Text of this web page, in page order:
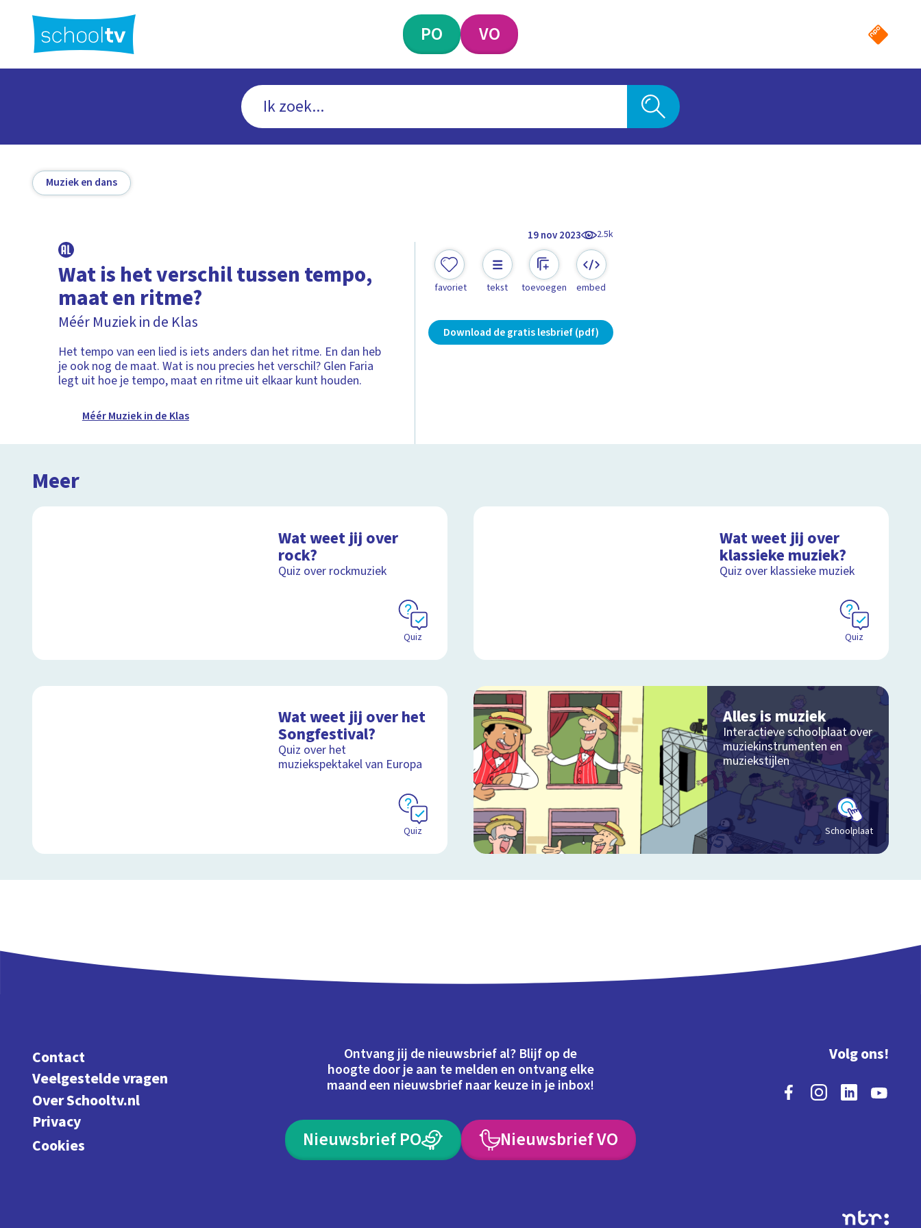
hoofdinhoud
PO VO
Muziek en dans
19 nov 2023 2.5k
Wat is het verschil tussen tempo,
maat en ritme?
Méér Muziek in de Klas
Het tempo van een lied is iets anders dan het ritme. En dan heb
je ook nog de maat. Wat is nou precies het verschil? Glen Faria
legt uit hoe je tempo, maat en ritme uit elkaar kunt houden.
Méér Muziek in de Klas
favoriet tekst toevoegen embed
Download de gratis lesbrief (pdf)
Meer
Wat weet jij over
rock?
Quiz over rockmuziek
Quiz
Wat weet jij over
klassieke muziek?
Quiz over klassieke muziek
Quiz
Wat weet jij over het
Songfestival?
Quiz over het
muziekspektakel van Europa
Quiz
Alles is muziek
Interactieve schoolplaat over
muziekinstrumenten en
muziekstijlen
Schoolplaat
Contact
Veelgestelde vragen
Over Schooltv.nl
Privacy
Cookies
Ontvang jij de nieuwsbrief al? Blijf op de
hoogte door je aan te melden en ontvang elke
maand een nieuwsbrief naar keuze in je inbox!
Nieuwsbrief PO Nieuwsbrief VO
Volg ons!